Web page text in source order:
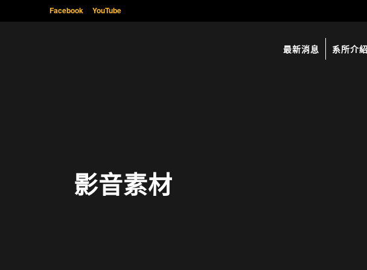
Facebook YouTube
最新消息 系所介紹
影音素材